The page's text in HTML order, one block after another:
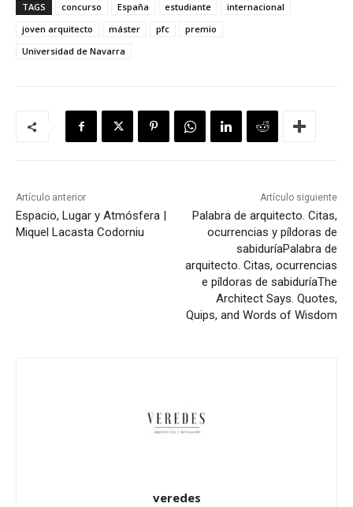
TAGS concurso España estudiante
internacional
joven arquitecto
máster pfc
premio
Universidad de Navarra
Artículo anterior
Espacio, Lugar y Atmósfera |
Miquel Lacasta Codorniu
Artículo siguiente
Palabra de arquitecto. Citas,
ocurrencias y píldoras de
sabiduríaPalabra de
arquitecto. Citas, ocurrencias
e píldoras de sabiduríaThe
Architect Says. Quotes,
Quips, and Words of Wisdom
veredes